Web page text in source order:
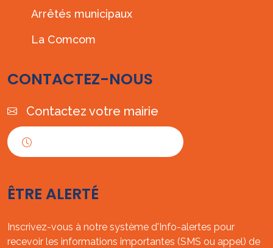
Arrêtés municipaux
La Comcom
CONTACTEZ-NOUS
Contactez votre mairie
ÊTRE ALERTÉ
Inscrivez-vous à notre système d'Info-alertes pour
recevoir les informations importantes (SMS ou appel) de